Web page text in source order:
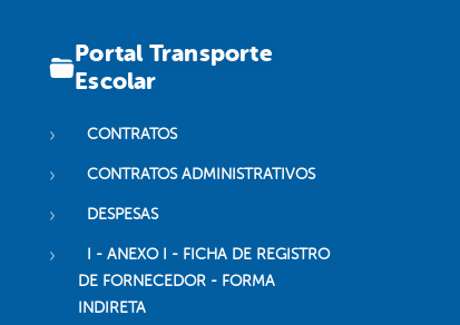
Portal Transporte
Escolar
CONTRATOS
CONTRATOS ADMINISTRATIVOS
DESPESAS
I - ANEXO I - FICHA DE REGISTRO
DE FORNECEDOR - FORMA
INDIRETA